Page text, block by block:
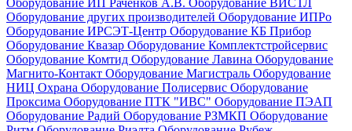
Оборудование других производителей Оборудование ИПРо
Оборудование ИРСЭТ-Центр Оборудование КБ Прибор
Оборудование Квазар Оборудование Комплектстройсервис
Оборудование Комтид Оборудование Лавина Оборудование
Магнито-Контакт Оборудование Магистраль Оборудование
НИЦ Охрана Оборудование Полисервис Оборудование
Проксима Оборудование ПТК "ИВС" Оборудование ПЭАП
Оборудование Радий Оборудование РЗМКП Оборудование